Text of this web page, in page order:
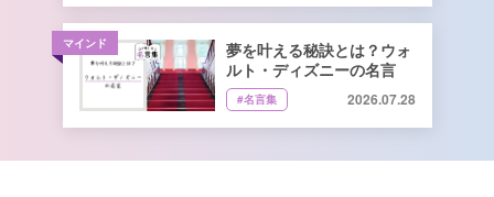
マインド
夢を叶える秘訣とは？ウォ
ルト・ディズニーの名言
#名言集 2026.07.28